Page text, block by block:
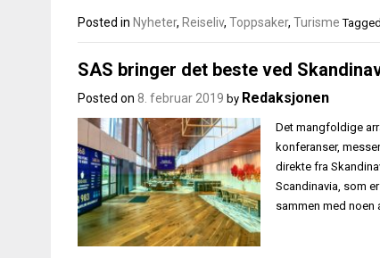
Posted in Nyheter, Reiseliv, Toppsaker, Turisme Tagged
SAS bringer det beste ved
Posted on 8. februar 2019 by Redaksjonen
Det mangfoldige
konferanser,
direkte fra
Scandinavia, som
sammen med noen